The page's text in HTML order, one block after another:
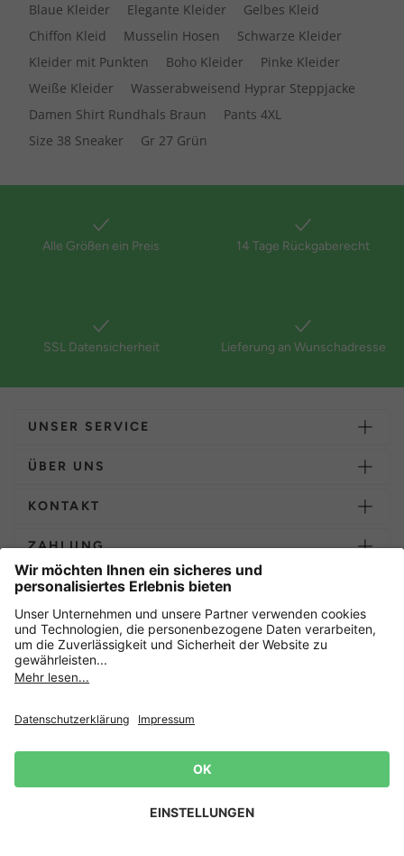
Blaue Kleider
Elegante Kleider
Gelbes Kleid
Chiffon Kleid
Musselin Hosen
Schwarze Kleider
Kleider mit Punkten
Boho Kleider
Pinke Kleider
Weiße Kleider
Wasserabweisend Hyprar Steppjacke
Damen Shirt Rundhals Braun
Pants 4XL
Size 38 Sneaker
Gr 27 Grün
Alle Größen ein Preis 14 Tage Rückgaberecht
SSL Datensicherheit Lieferung an Wunschadresse
UNSER SERVICE
ÜBER UNS
KONTAKT
ZAHLUNG
Weitere Onlineshops
Deutschland
Sicher einkaufen mit
Newsletter
Jetzt
Zur Anmeldung